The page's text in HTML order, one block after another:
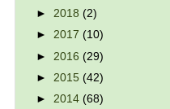
► 2018 (2)
► 2017 (10)
► 2016 (29)
► 2015 (42)
► 2014 (68)